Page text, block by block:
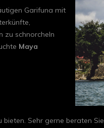
Garifuna mit
zu schnorcheln
Maya
bieten. Sehr gerne beraten Sie